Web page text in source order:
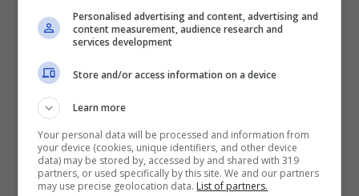
Chiara ha lasciato un
vuoto incolmabile
non solo tra i familiari e gli amici, ma anche
nella comunità dello sci alpino e in tutti
coloro che hanno avuto la fortuna di
conoscerla e di essere toccati dalla sua
vivacità e dal suo entusiasmo.
LaValle d’Aosta, e in particolare la località
Personalised advertising and content, advertising and
content measurement, audience research and
services development
Store and/or access information on a device
Learn more
Your personal data will be processed and information from
your device (cookies, unique identifiers, and other device
data) may be stored by, accessed by and shared with 319
partners, or used specifically by this site. We and our partners
may use precise geolocation data. List of partners.